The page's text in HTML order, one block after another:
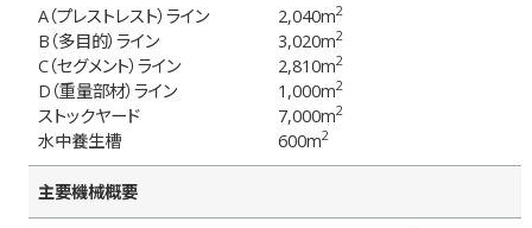
A（プレストレスト）ライン 2,040m2
B（多目的）ライン 3,020m2
C（セグメント）ライン 2,810m2
D（重量部材）ライン 1,000m2
ストックヤード 7,000m2
水中養生槽 600m2
主要機械概要